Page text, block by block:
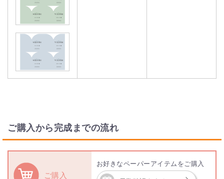
ご購入から完成までの流れ
ご購入
お好きなペーパーアイテムをご購入